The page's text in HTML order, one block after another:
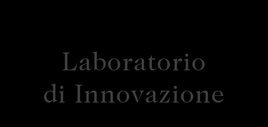
Laboratorio
di Innovazione